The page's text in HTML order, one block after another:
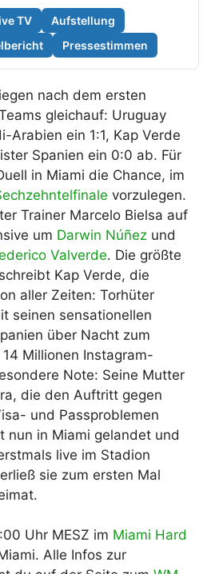
TV
Aufstellung
Pressestimmen
nach dem ersten
gleichauf: Uruguay
Arabien ein 1:1, Kap Verde
Spanien ein 0:0 ab. Für
in Miami die Chance, im
vorzulegen.
Trainer Marcelo Bielsa auf
um Darwin Núñez und
Valverde. Die größte
Kap Verde, die
aller Zeiten: Torhüter
seinen sensationellen
über Nacht zum
Millionen Instagram-
Note: Seine Mutter
die den Auftritt gegen
und Passproblemen
nun in Miami gelandet und
live im Stadion
sie zum ersten Mal
Uhr MESZ im Miami Hard
Alle Infos zur